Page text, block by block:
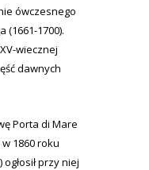
ówczesnego
(1661-1700).
wiecznej
dawnych
Porta di Mare
1860 roku
przy niej